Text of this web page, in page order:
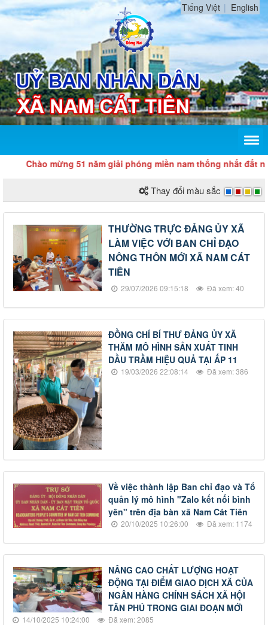
Tiếng Việt English
Chào mừng 51 năm giải phóng miền nam thống nhất đất
Thay đổi màu sắc
THƯỜNG TRỰC ĐẢNG ỦY XÃ
LÀM VIỆC VỚI BAN CHỈ ĐẠO
NÔNG THÔN MỚI XÃ NAM CÁT
TIÊN
29/07/2026 09:15:18 Đã xem: 40
ĐỒNG CHÍ BÍ THƯ ĐẢNG ỦY XÃ
THĂM MÔ HÌNH SẢN XUẤT TINH
DẦU TRẦM HIỆU QUẢ TẠI ẤP 11
19/03/2026 22:08:14 Đã xem: 386
Về việc thành lập Ban chỉ đạo và Tổ
quản lý mô hình "Zalo kết nối bình
yên" trên địa bàn xã Nam Cát Tiên
20/10/2025 10:26:00 Đã xem: 1174
NÂNG CAO CHẤT LƯỢNG HOẠT
ĐỘNG TẠI ĐIỂM GIAO DỊCH XÃ CỦA
NGÂN HÀNG CHÍNH SÁCH XÃ HỘI
TÂN PHÚ TRONG GIAI ĐOẠN MỚI
14/10/2025 10:24:00 Đã xem: 2085